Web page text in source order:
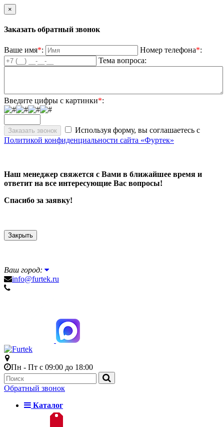
×
Заказать обратный звонок
Ваше имя*: Номер телефона*:
Тема вопроса:
Введите цифры с картинки*:
Используя форму, вы соглашаетесь с
Политикой конфиденциальности сайта «Фуртек»
Наш менеджер свяжется с Вами в ближайшее время и
ответит на все интересующие Вас вопросы!
Спасибо за заявку!
Закрыть
Ваш город:
info@furtek.ru
Пн - Пт с 09:00 до 18:00
Обратный звонок
Каталог